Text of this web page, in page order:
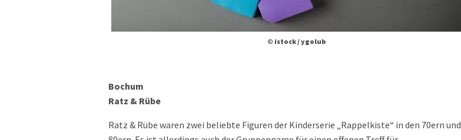
© istock / ygolub
Bochum
Ratz & Rübe
Ratz & Rübe waren zwei beliebte Figuren der Kinderserie „Rappelkiste“ in den 70ern und